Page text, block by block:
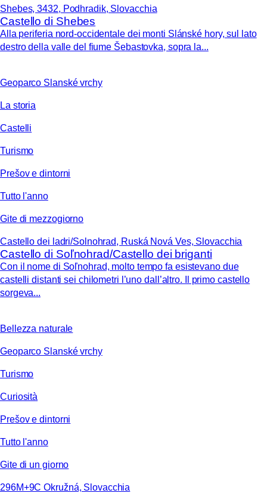
Shebes, 3432, Podhradik, Slovacchia
Castello di Shebes
Alla periferia nord-occidentale dei monti Slánské hory, sul lato
destro della valle del fiume Šebastovka, sopra la...
Geoparco Slanské vrchy
La storia
Castelli
Turismo
Prešov e dintorni
Tutto l'anno
Gite di mezzogiorno
Castello dei ladri/Solnohrad, Ruská Nová Ves, Slovacchia
Castello di Soľnohrad/Castello dei briganti
Con il nome di Soľnohrad, molto tempo fa esistevano due
castelli distanti sei chilometri l’uno dall’altro. Il primo castello
sorgeva...
Bellezza naturale
Geoparco Slanské vrchy
Turismo
Curiosità
Prešov e dintorni
Tutto l'anno
Gite di un giorno
296M+9C Okružná, Slovacchia